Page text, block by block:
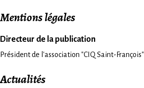
Mentions légales
Directeur de la publication
Président de l'association "CIQ Saint-François"
Actualités